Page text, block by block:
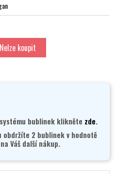
Nelze koupit
bublinek klikněte zde.
2 bublinek v hodnotě
Váš další nákup.